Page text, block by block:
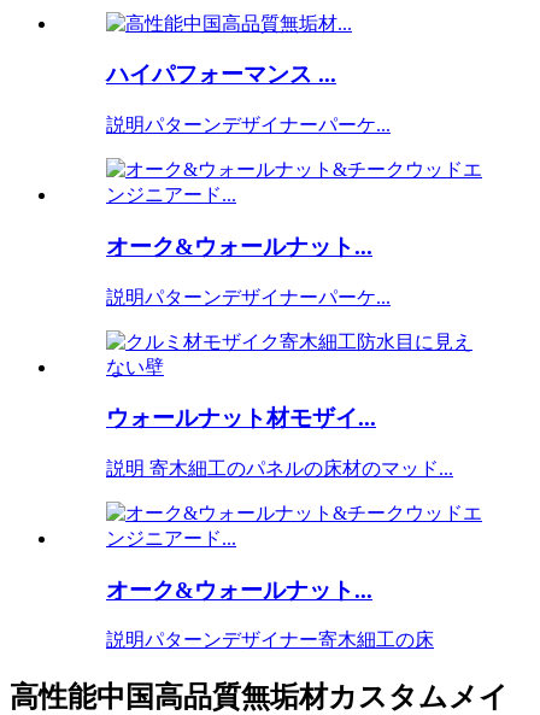
ハイパフォーマンス ...
説明パターンデザイナーパーケ...
オーク&ウォールナット...
説明パターンデザイナーパーケ...
ウォールナット材モザイ...
説明 寄木細工のパネルの床材のマッド...
オーク&ウォールナット...
説明パターンデザイナー寄木細工の床
高性能中国高品質無垢材カスタムメイ